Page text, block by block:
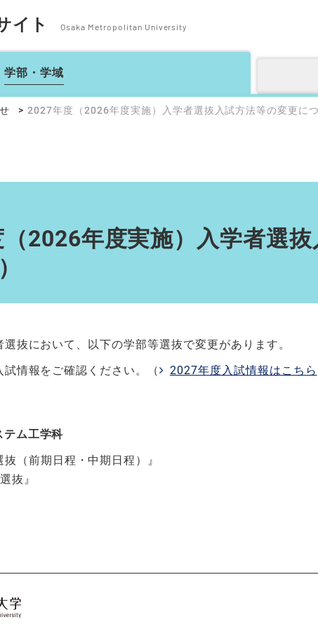
イト Osaka Metropolitan University
学部・学域
2027年度（2026年度実施）入学者選抜入試方法等の変更につ
2026年度実施）入学者選
抜において、以下の学部等選抜で変更があります。
情報をご確認ください。
（ 2027年度入試情報はこちら
テム工学科
抜（前期日程・中期日程）』
抜』